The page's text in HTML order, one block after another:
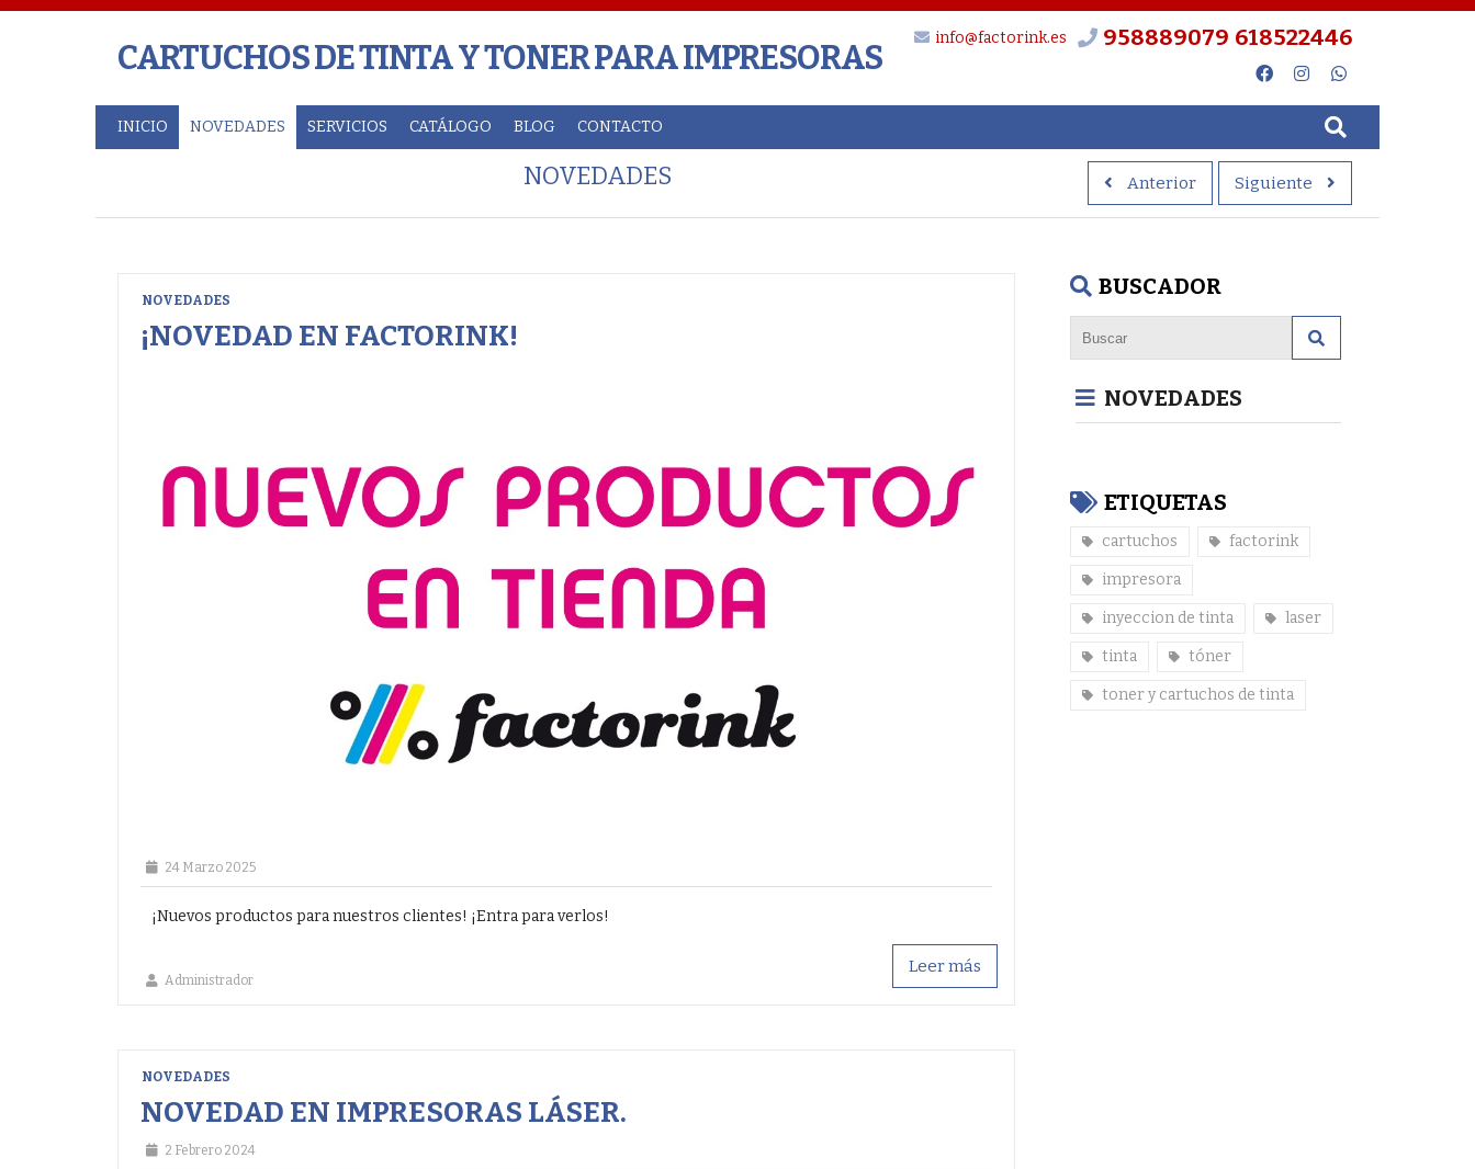
CARTUCHOS DE TINTA Y TONER PARA IMPRESORAS
info@factorink.es 958889079 618522446
INICIO NOVEDADES SERVICIOS CATÁLOGO BLOG CONTACTO
NOVEDADES Anterior Siguiente
¡NOVEDAD EN FACTORINK!
NOVEDADES
Administrador
24 Marzo 2025
¡Nuevos productos para nuestros clientes! ¡Entra para verlos!
Leer más
NOVEDAD EN IMPRESORAS LÁSER.
NOVEDADES
2 Febrero 2024
BUSCADOR
NOVEDADES
ETIQUETAS
cartuchos factorink
impresora
inyeccion de tinta laser
tinta tóner
toner y cartuchos de tinta